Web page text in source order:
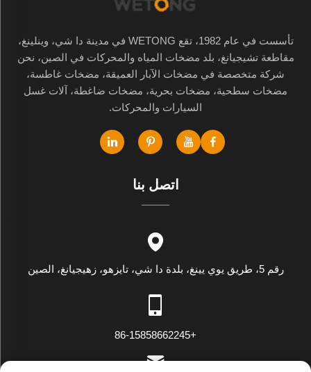
تأسست في عام 1982، تقع WETONG في مدينة دا شي، وينلينغ،
مقاطعة تشيجيانغ، بلد مضخات المياه والمحركات في الصين، نحن
شركة متخصصة في مضخات الآبار العميقة، مضخات غاطسة،
مضخات سطحية، مضخات بحرية، مضخات ضاغطة، آلات غسل
السيارات والمحركات.
اتصل بنا
رقم 5، طريق يوي يينغ، بلدة دا شي، تايزهو، زهيجيانغ، الصين
+86-15858662245